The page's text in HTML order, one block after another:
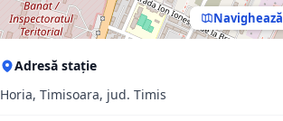
Navighează
Adresă stație
Horia, Timisoara, jud. Timis